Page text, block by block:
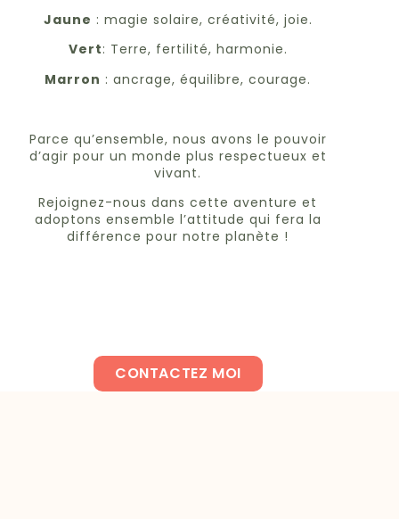
Jaune : magie solaire, créativité, joie.
Vert: Terre, fertilité, harmonie.
Marron : ancrage, équilibre, courage.
Parce qu’ensemble, nous avons le pouvoir
d’agir pour un monde plus respectueux et
vivant.
Rejoignez-nous dans cette aventure et
adoptons ensemble l’attitude qui fera la
différence pour notre planète !
CONTACTEZ MOI